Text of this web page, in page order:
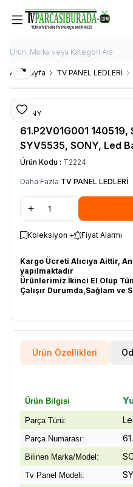
Ana Sayfa TV PANEL LEDLERİ
Favoriye Ekle
Paylaş
SONY
61.P2V01G001
SYV5535, SONY, Led
Ürün Kodu : T2224
Daha Fazla TV PANEL LEDLERİ
Koleksiyon + Fiyat Alarmı
Kargo Ücreti Alıcıya Aittir,
yapılmaktadır
Ürünlerimiz İkinci El Olup
Çalışır Durumda,Sağlam ve
Ürün Özellikleri
Ürün Bilgisi
Parça Türü:
Parça Numarası:
Bilinen Marka/Model:
Tv Panel Modeli: